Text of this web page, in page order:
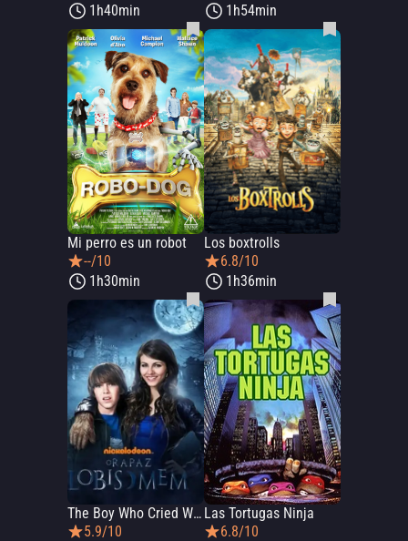
1h40min
1h54min
Mi perro es un robot
--/10
1h30min
Los boxtrolls
6.8/10
1h36min
The Boy Who Cried Werewolf
5.9/10
Las Tortugas Ninja
6.8/10